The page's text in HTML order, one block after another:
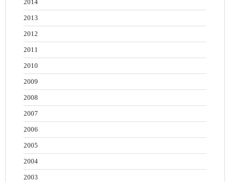
2014
2013
2012
2011
2010
2009
2008
2007
2006
2005
2004
2003